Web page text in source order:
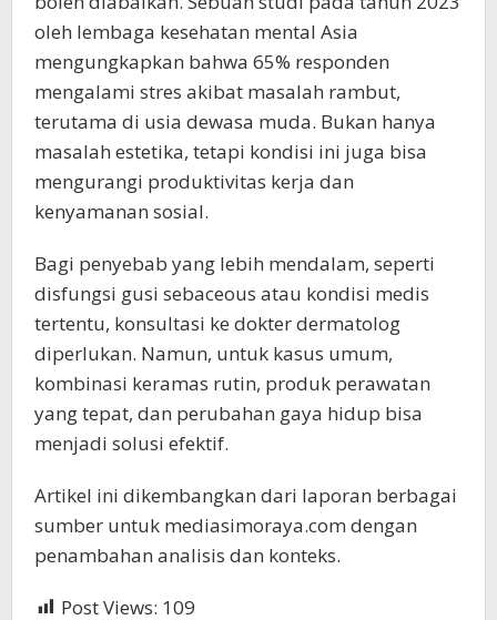
oleh lembaga kesehatan mental Asia
mengungkapkan bahwa 65% responden
mengalami stres akibat masalah rambut,
terutama di usia dewasa muda. Bukan hanya
masalah estetika, tetapi kondisi ini juga bisa
mengurangi produktivitas kerja dan
kenyamanan sosial.
Bagi penyebab yang lebih mendalam, seperti
disfungsi gusi sebaceous atau kondisi medis
tertentu, konsultasi ke dokter dermatolog
diperlukan. Namun, untuk kasus umum,
kombinasi keramas rutin, produk perawatan
yang tepat, dan perubahan gaya hidup bisa
menjadi solusi efektif.
Artikel ini dikembangkan dari laporan berbagai
sumber untuk mediasimoraya.com dengan
penambahan analisis dan konteks.
Post Views: 109